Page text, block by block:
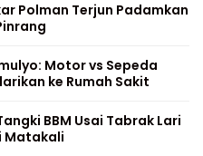
Polman Terjun Padamkan
Motor vs Sepeda
ke Rumah Sakit
BBM Usai Tabrak Lari
Matakali